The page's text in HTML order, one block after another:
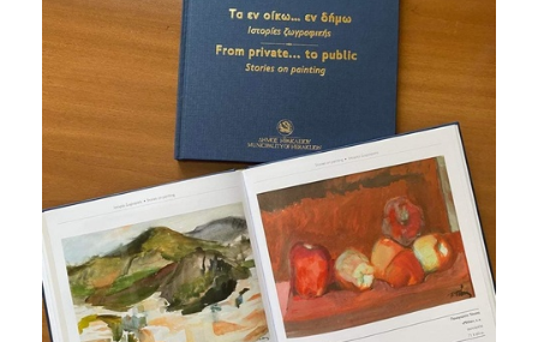
2010
2006
ΠΟΛΙΤΙΣΜΟΣ
ΑΝΘΕΚΤΙΚΗ
ΠΟΛΗ